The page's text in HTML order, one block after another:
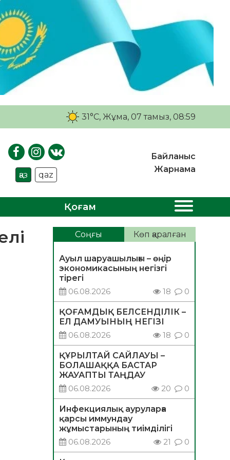
31°C, Жұма, 07 тамыз, 08:59
қаз qaz
Байланыс
Жарнама
Қоғам
Соңғы Көп қаралған
Ауыл шаруашылығы – өңір
экономикасының негізгі
тірегі
06.08.2026
18 0
ҚОҒАМДЫҚ БЕЛСЕНДІЛІК –
ЕЛ ДАМУЫНЫҢ НЕГІЗІ
06.08.2026
18 0
ҚҰРЫЛТАЙ САЙЛАУЫ –
БОЛАШАҚҚА БАСТАР
ЖАУАПТЫ ТАҢДАУ
06.08.2026
20 0
Инфекциялық ауруларға
қарсы иммундау
жұмыстарының тиімділігі
06.08.2026
21 0